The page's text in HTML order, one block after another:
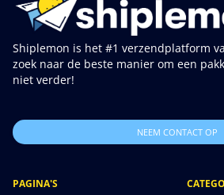
Shiplemon is het #1 verzendplatform
zoek naar de beste manier om een
niet verder!
NEEM CONTACT OP
PAGINA'S